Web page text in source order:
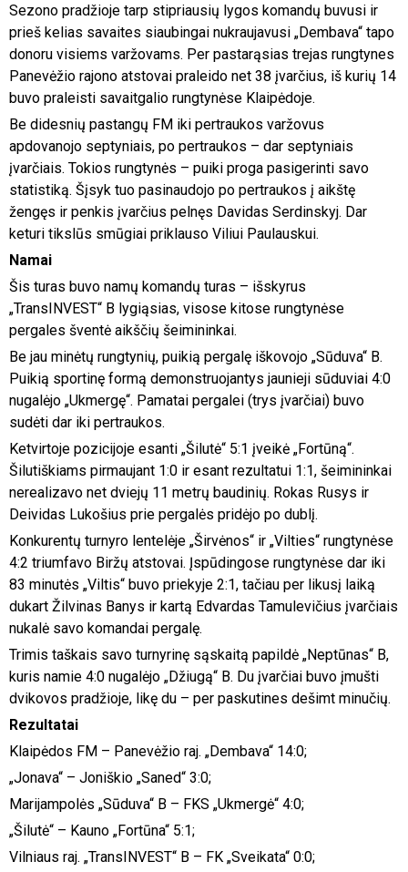
Sezono pradžioje tarp stipriausių lygos komandų buvusi ir
prieš kelias savaites siaubingai nukraujavusi „Dembava“ tapo
donoru visiems varžovams. Per pastarąsias trejas rungtynes
Panevėžio rajono atstovai praleido net 38 įvarčius, iš kurių 14
buvo praleisti savaitgalio rungtynėse Klaipėdoje.
Be didesnių pastangų FM iki pertraukos varžovus
apdovanojo septyniais, po pertraukos – dar septyniais
įvarčiais. Tokios rungtynės – puiki proga pasigerinti savo
statistiką. Šįsyk tuo pasinaudojo po pertraukos į aikštę
žengęs ir penkis įvarčius pelnęs Davidas Serdinskyj. Dar
keturi tikslūs smūgiai priklauso Viliui Paulauskui.
Namai
Šis turas buvo namų komandų turas – išskyrus
„TransINVEST“ B lygiąsias, visose kitose rungtynėse
pergales šventė aikščių šeimininkai.
Be jau minėtų rungtynių, puikią pergalę iškovojo „Sūduva“ B.
Puikią sportinę formą demonstruojantys jaunieji sūduviai 4:0
nugalėjo „Ukmergę“. Pamatai pergalei (trys įvarčiai) buvo
sudėti dar iki pertraukos.
Ketvirtoje pozicijoje esanti „Šilutė“ 5:1 įveikė „Fortūną“.
Šilutiškiams pirmaujant 1:0 ir esant rezultatui 1:1, šeimininkai
nerealizavo net dviejų 11 metrų baudinių. Rokas Rusys ir
Deividas Lukošius prie pergalės pridėjo po dublį.
Konkurentų turnyro lentelėje „Širvėnos“ ir „Vilties“ rungtynėse
4:2 triumfavo Biržų atstovai. Įspūdingose rungtynėse dar iki
83 minutės „Viltis“ buvo priekyje 2:1, tačiau per likusį laiką
dukart Žilvinas Banys ir kartą Edvardas Tamulevičius įvarčiais
nukalė savo komandai pergalę.
Trimis taškais savo turnyrinę sąskaitą papildė „Neptūnas“ B,
kuris namie 4:0 nugalėjo „Džiugą“ B. Du įvarčiai buvo įmušti
dvikovos pradžioje, likę du – per paskutines dešimt minučių.
Rezultatai
Klaipėdos FM – Panevėžio raj. „Dembava“ 14:0;
„Jonava“ – Joniškio „Saned“ 3:0;
Marijampolės „Sūduva“ B – FKS „Ukmergė“ 4:0;
„Šilutė“ – Kauno „Fortūna“ 5:1;
Vilniaus raj. „TransINVEST“ B – FK „Sveikata“ 0:0;